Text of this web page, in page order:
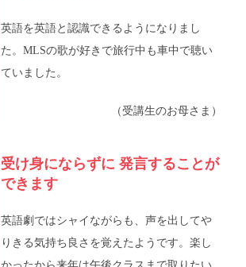
英語を英語と認識できるようになりまし
た。MLSの歌が好きで旅行中も車中で聴い
ていました。
（受講生のお母さま）
受け身にならずに 発言することが
できます
英語劇ではシャイながらも、声を出してや
りきる気持ち良さを覚えたようです。楽し